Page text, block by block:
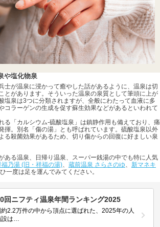
や塩化物泉
士が温泉に浸かって癒やした話があるように、温泉は切
とがあります。そういった温泉の泉質として筆頭に上が
塩泉は3つに分類されますが、全般にわたって血液に多
コラーゲンの生成を促す蘇生効果などがあるといわれて
る「カルシウム-硫酸塩泉」は鎮静作用も備えており、痛
揮。別名「傷の湯」とも呼ばれています。硫酸塩泉以外
る殺菌効果があるため、切り傷からの回復に好ましい泉
ある温泉、日帰り温泉、スーパー銭湯の中でも特に人気
乃湯 (旧・祥福の湯)、 蔵前温泉 さらさのゆ、 新マネキ
一度は足を運んでみてください。
回ニフティ温泉年間ランキング2025
2.2万件の中から頂点に選ばれた、2025年の人
設は…